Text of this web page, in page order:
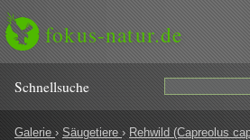
fokus-natur.de
Schnell­suche
Galerie › Säugetiere › Rehwild (Capreolus